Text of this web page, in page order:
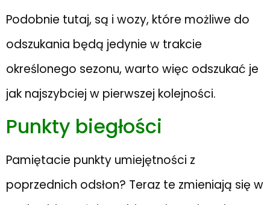
Podobnie tutaj, są i wozy, które możliwe do
odszukania będą jedynie w trakcie
określonego sezonu, warto więc odszukać je
jak najszybciej w pierwszej kolejności.
Punkty biegłości
Pamiętacie punkty umiejętności z
poprzednich odsłon? Teraz te zmieniają się w